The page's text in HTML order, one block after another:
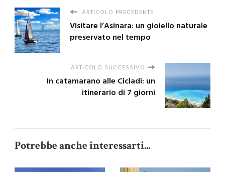
ARTICOLO PRECEDENTE
Visitare l’Asinara: un gioiello naturale
preservato nel tempo
ARTICOLO SUCCESSIVO
In catamarano alle Cicladi: un
itinerario di 7 giorni
Potrebbe anche interessarti...